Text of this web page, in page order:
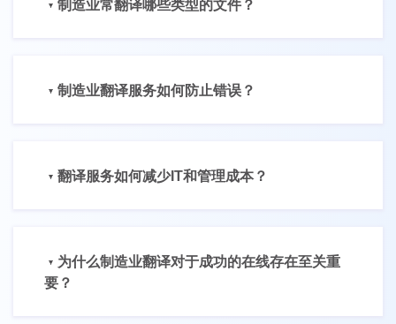
制造业常翻译哪些类型的文件？
制造业翻译服务如何防止错误？
翻译服务如何减少IT和管理成本？
为什么制造业翻译对于成功的在线存在至关重
要？